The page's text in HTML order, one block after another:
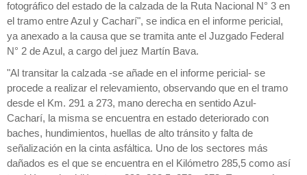
fotográfico del estado de la calzada de la Ruta Nacional N° 3 en
el tramo entre Azul y Cacharí", se indica en el informe pericial,
ya anexado a la causa que se tramita ante el Juzgado Federal
N° 2 de Azul, a cargo del juez Martín Bava.
"Al transitar la calzada -se añade en el informe pericial- se
procede a realizar el relevamiento, observando que en el tramo
desde el Km. 291 a 273, mano derecha en sentido Azul-
Cacharí, la misma se encuentra en estado deteriorado con
baches, hundimientos, huellas de alto tránsito y falta de
señalización en la cinta asfáltica. Uno de los sectores más
dañados es el que se encuentra en el Kilómetro 285,5 como así